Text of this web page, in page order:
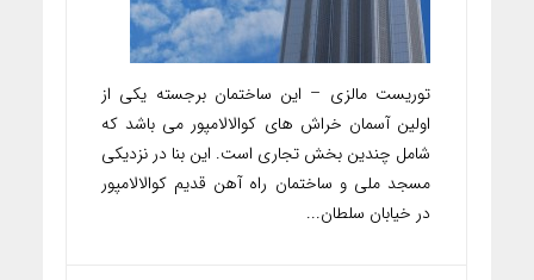
توریست مالزی – این ساختمان برجسته یکی از
اولین آسمان خراش های کوالالامپور می باشد که
شامل چندین بخش تجاری است. این بنا در نزدیکی
مسجد ملی و ساختمان راه آهن قدیم کوالالامپور
در خیابان سلطان...